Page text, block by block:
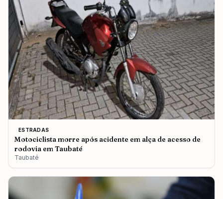
ESTRADAS
Motociclista morre após acidente em alça de acesso de
rodovia em Taubaté
Taubaté